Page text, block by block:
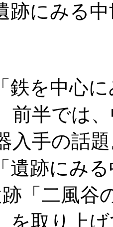
跡にみる
を中心に
前半では
入手の話
跡にみる
「二風谷
を取り上